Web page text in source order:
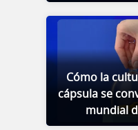
Cómo la
cápsula se
mundial